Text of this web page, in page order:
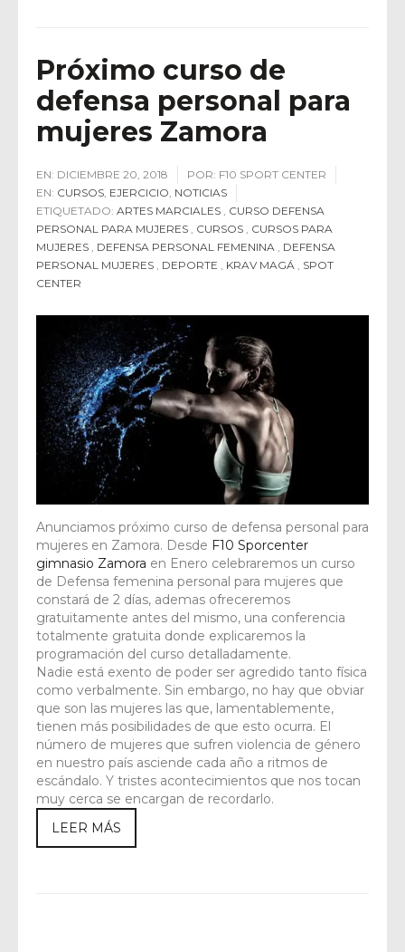
Próximo curso de
defensa personal para
mujeres Zamora
EN: DICIEMBRE 20, 2018 POR: F10 SPORT CENTER
EN: CURSOS, EJERCICIO, NOTICIAS
ETIQUETADO: ARTES MARCIALES , CURSO DEFENSA
PERSONAL PARA MUJERES , CURSOS , CURSOS PARA
MUJERES , DEFENSA PERSONAL FEMENINA , DEFENSA
PERSONAL MUJERES , DEPORTE , KRAV MAGÁ , SPOT
CENTER
Anunciamos próximo curso de defensa personal para
mujeres en Zamora. Desde F10 Sporcenter
gimnasio Zamora en Enero celebraremos un curso
de Defensa femenina personal para mujeres que
constará de 2 días, ademas ofreceremos
gratuitamente antes del mismo, una conferencia
totalmente gratuita donde explicaremos la
programación del curso detalladamente.
Nadie está exento de poder ser agredido tanto física
como verbalmente. Sin embargo, no hay que obviar
que son las mujeres las que, lamentablemente,
tienen más posibilidades de que esto ocurra. El
número de mujeres que sufren violencia de género
en nuestro país asciende cada año a ritmos de
escándalo. Y tristes acontecimientos que nos tocan
muy cerca se encargan de recordarlo.
LEER MÁS